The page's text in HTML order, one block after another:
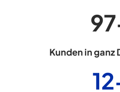
Kunden in ganz
12